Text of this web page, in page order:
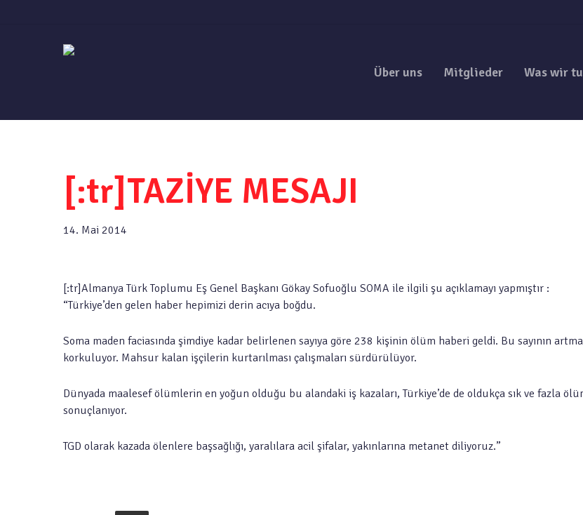
Über uns Mitglieder Was wir
[:tr]TAZİYE MESAJI
14. Mai 2014
[:tr]Almanya Türk Toplumu Eş Genel Başkanı Gökay Sofuoğlu SOMA ile ilgili şu açıklamayı yapmıştır :
“Türkiye’den gelen haber hepimizi derin acıya boğdu.
Soma maden faciasında şimdiye kadar belirlenen sayıya göre 238 kişinin ölüm haberi geldi. Bu sayının
korkuluyor. Mahsur kalan işçilerin kurtarılması çalışmaları sürdürülüyor.
Dünyada maalesef ölümlerin en yoğun olduğu bu alandaki iş kazaları, Türkiye’de de oldukça sık ve fazla
sonuçlanıyor.
TGD olarak kazada ölenlere başsağlığı, yaralılara acil şifalar, yakınlarına metanet diliyoruz.”